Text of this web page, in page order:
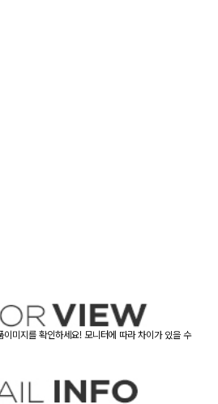
미지를 확인하세요! 모니터에 따라 차이가 있을 수